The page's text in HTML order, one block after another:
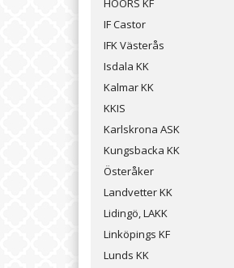
HÖÖRS KF
IF Castor
IFK Västerås
Isdala KK
Kalmar KK
KKIS
Karlskrona ASK
Kungsbacka KK
Österåker
Landvetter KK
Lidingö, LAKK
Linköpings KF
Lunds KK